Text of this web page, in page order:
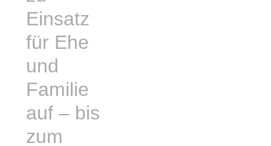
Einsatz
für Ehe
und
Familie
auf – bis
zum